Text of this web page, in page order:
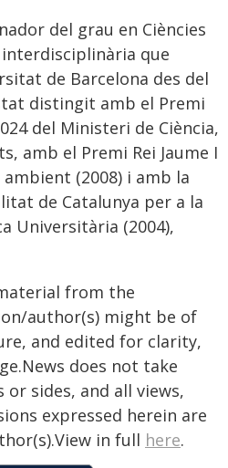
del grau en Ciències
que
de Barcelona des del
distingit amb el Premi
del Ministeri de Ciència,
amb el Premi Rei Jaume I
(2008) i amb la
de Catalunya per a la
Universitària (2004),
from the
author(s) might be of
and edited for clarity,
does not take
sides, and all views,
expressed herein are
in full here.